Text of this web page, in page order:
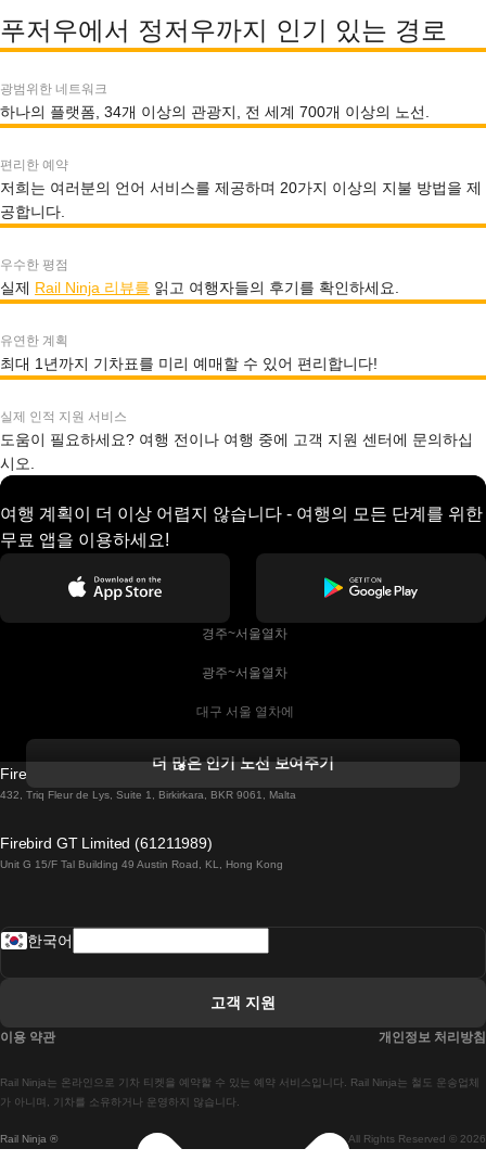
푸저우에서 정저우까지 인기 있는 경로
광범위한 네트워크
하나의 플랫폼, 34개 이상의 관광지, 전 세계 700개 이상의 노선.
편리한 예약
저희는 여러분의 언어 서비스를 제공하며 20가지 이상의 지불 방법을 제
공합니다.
우수한 평점
실제 Rail Ninja 리뷰를 읽고 여행자들의 후기를 확인하세요.
유연한 계획
최대 1년까지 기차표를 미리 예매할 수 있어 편리합니다!
실제 인적 지원 서비스
도움이 필요하세요? 여행 전이나 여행 중에 고객 지원 센터에 문의하십
시오.
여행 계획이 더 이상 어렵지 않습니다 - 여행의 모든 단계를 위한
무료 앱을 이용하세요!
경주~서울열차
광주~서울열차
대구 서울 열차에
더블린에서 골웨이 열차
로마에서 나폴리 열차
마드리드-리스본 열차
마드리드에서 바르셀로나로 가는 고속 열차
더 많은 인기 노선 보여주기
Firebird GT Limited (OC 1451)
432, Triq Fleur de Lys, Suite 1, Birkirkara, BKR 9061, Malta
Firebird GT Limited (61211989)
Unit G 15/F Tal Building 49 Austin Road, KL, Hong Kong
Rail Ninja ® All Rights Reserved © 2026
Rail Ninja는 온라인으로 기차 티켓을 예약할 수 있는 예약 서비스입니다. Rail Ninja는 철도 운송업체
가 아니며, 기차를 소유하거나 운영하지 않습니다.
한국어
고객 지원
이용 약관 개인정보 처리방침